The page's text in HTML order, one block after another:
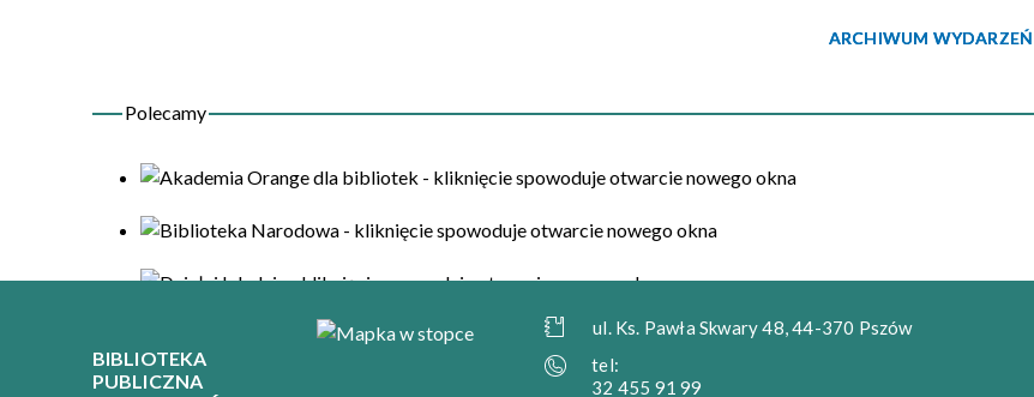
ARCHIWUM WYDARZEŃ
BIBLIOTEKA
PUBLICZNA
ul. Ks. Pawła Skwary 48, 44-370 Pszów
tel:
32 455 91 99